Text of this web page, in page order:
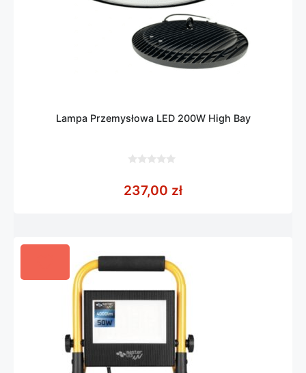
Lampa Przemysłowa LED 200W High Bay
5
237,00 zł